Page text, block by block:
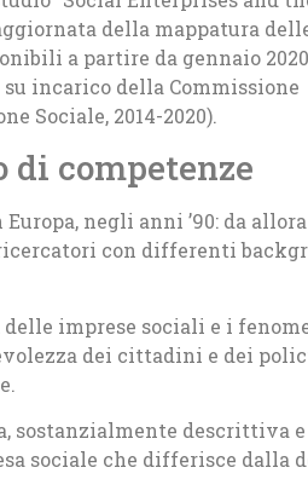
della mappatura
a partire da gennaio
incarico della Commissione
Sociale, 2014-2020).
di competenze
negli anni ’90: da
con differenti
imprese sociali e i
dei cittadini e dei
sostanzialmente descrittiva e
sociale che differisce dalla